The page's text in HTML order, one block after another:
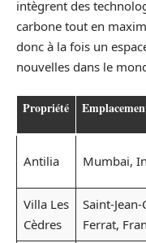
intègrent des
carbone tout en
donc à la fois un
nouvelles dans le
Propriété
Antilia Mumbai,
Villa Les
Cèdres
Saint-Jean-
Ferrat,